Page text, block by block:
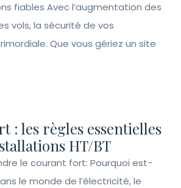
fiables Avec l’augmentation des
vols, la sécurité de vos
Que vous gériez un site
: les règles essentielles
HT/BT
le courant fort: Pourquoi est-
le monde de l’électricité, le